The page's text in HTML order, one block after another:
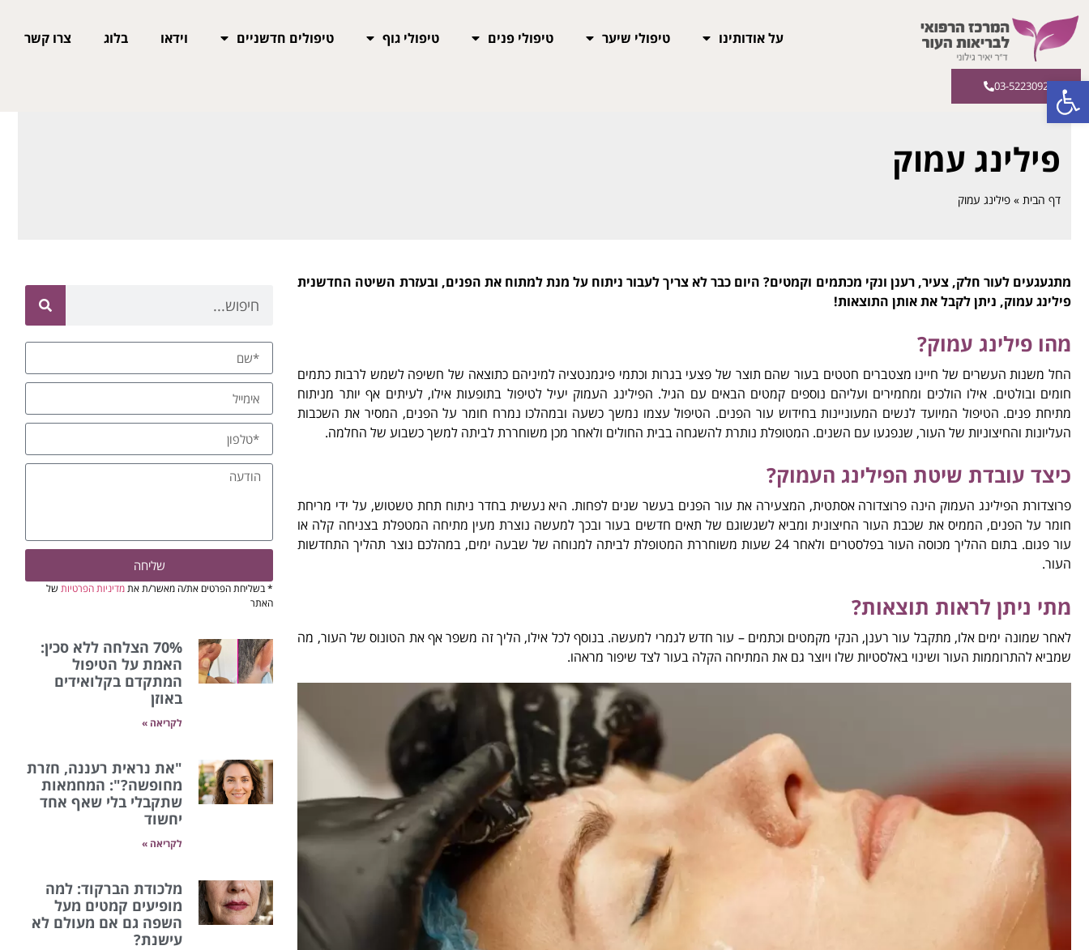
פתח סרגל נגישות
על אודותינו טיפולי שיער טיפולי פנים טיפולי גוף טיפולים חדשניים וידאו בלוג צרו קשר
03-5223092
פילינג עמוק
דף הבית » פילינג עמוק
מתגעגעים לעור חלק, צעיר, רענן ונקי מכתמים וקמטים? היום כבר לא צריך לעבור ניתוח על מנת למתוח את הפנים, ובעזרת השיטה החדשנית
פילינג עמוק, ניתן לקבל את אותן התוצאות!
מהו פילינג עמוק?
החל משנות העשרים של חיינו מצטברים חטטים בעור שהם תוצר של פצעי בגרות וכתמי פיגמנטציה למיניהם כתוצאה של חשיפה לשמש לרבות כתמים
חומים ובולטים. אילו הולכים ומחמירים ועליהם נוספים קמטים הבאים עם הגיל. הפילינג העמוק יעיל לטיפול בתופעות אילו, לעיתים אף יותר מניתוח
מתיחת פנים. הטיפול המיועד לנשים המעוניינות בחידוש עור הפנים. הטיפול עצמו נמשך כשעה ובמהלכו נמרח חומר על הפנים, המסיר את השכבות
העליונות והחיצוניות של העור, שנפגעו עם השנים. המטופלת נותרת להשגחה בבית החולים ולאחר מכן משוחררת לביתה למשך כשבוע של החלמה.
כיצד עובדת שיטת הפילינג העמוק?
פרוצדורת הפילינג העמוק הינה פרוצדורה אסתטית, המצעירה את עור הפנים בעשר שנים לפחות. היא נעשית בחדר ניתוח תחת טשטוש, על ידי מריחת
חומר על הפנים, הממיס את שכבת העור החיצונית ומביא לשגשוגם של תאים חדשים בעור ובכך למעשה נוצרת מעין מתיחה המטפלת בצניחה קלה או
עור פגום. בתום ההליך מכוסה העור בפלסטרים ולאחר 24 שעות משוחררת המטופלת לביתה למנוחה של שבעה ימים, במהלכם נוצר תהליך התחדשות
העור.
מתי ניתן לראות תוצאות?
לאחר שמונה ימים אלו, מתקבל עור רענן, הנקי מקמטים וכתמים – עור חדש לגמרי למעשה. בנוסף לכל אילו, הליך זה משפר אף את הטונוס של העור, מה
שמביא להתרוממות העור ושינוי באלסטיות שלו ויוצר גם את המתיחה הקלה בעור לצד שיפור מראהו.
שליחה
* בשליחת הפרטים את/ה מאשר/ת אתמדיניות הפרטיותשל
האתר
70% הצלחה ללא סכין:
האמת על הטיפול
המתקדם בקלואידים
באוזן
לקריאה »
"את נראית רעננה, חזרת
מחופשה?": המחמאות
שתקבלי בלי שאף אחד
יחשוד
לקריאה »
מלכודת הברקוד: למה
מופיעים קמטים מעל
השפה גם אם מעולם לא
עישנת?